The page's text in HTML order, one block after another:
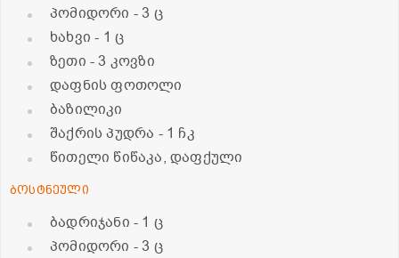
პომიდორი - 3 ც
ხახვი- 1 ც
ზეთი - 3 კოვზი
დაფნის ფოთოლი
ბაზილიკი
შაქრის პუდრა - 1 ჩკ
წითელი წიწაკა, დაფქული
ბოსტნეული
ბადრიჯანი - 1 ც
პომიდორი - 3 ც